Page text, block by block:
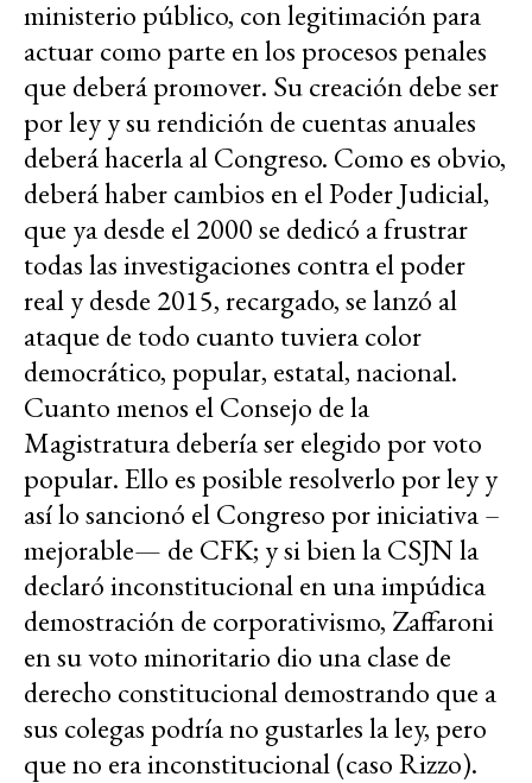
ministerio público, con legitimación para
actuar como parte en los procesos penales
que deberá promover. Su creación debe ser
por ley y su rendición de cuentas anuales
deberá hacerla al Congreso. Como es obvio,
deberá haber cambios en el Poder Judicial,
que ya desde el 2000 se dedicó a frustrar
todas las investigaciones contra el poder
real y desde 2015, recargado, se lanzó al
ataque de todo cuanto tuviera color
democrático, popular, estatal, nacional.
Cuanto menos el Consejo de la
Magistratura debería ser elegido por voto
popular. Ello es posible resolverlo por ley y
así lo sancionó el Congreso por iniciativa –
mejorable— de CFK; y si bien la CSJN la
declaró inconstitucional en una impúdica
demostración de corporativismo, Zaffaroni
en su voto minoritario dio una clase de
derecho constitucional demostrando que a
sus colegas podría no gustarles la ley, pero
que no era inconstitucional (caso Rizzo).